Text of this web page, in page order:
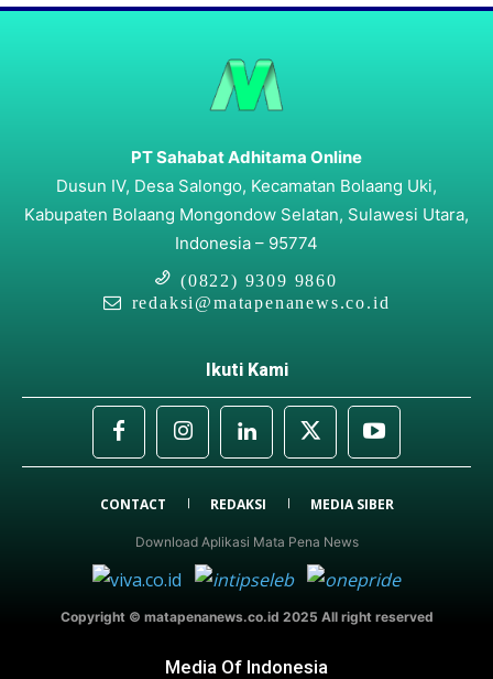
PT Sahabat Adhitama Online
Dusun IV, Desa Salongo, Kecamatan Bolaang Uki,
Kabupaten Bolaang Mongondow Selatan, Sulawesi Utara,
Indonesia – 95774
(0822) 9309 9860
redaksi@matapenanews.co.id
Ikuti Kami
CONTACT REDAKSI MEDIA SIBER
Download Aplikasi Mata Pena News
Copyright © matapenanews.co.id 2025 All right reserved
Media Of Indonesia